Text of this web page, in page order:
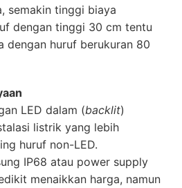
semakin tinggi biaya
dengan tinggi 30 cm tentu
dengan huruf berukuran 80
LED dalam (backlit)
listrik yang lebih
huruf non-LED.
IP68 atau power supply
menaikkan harga, namun